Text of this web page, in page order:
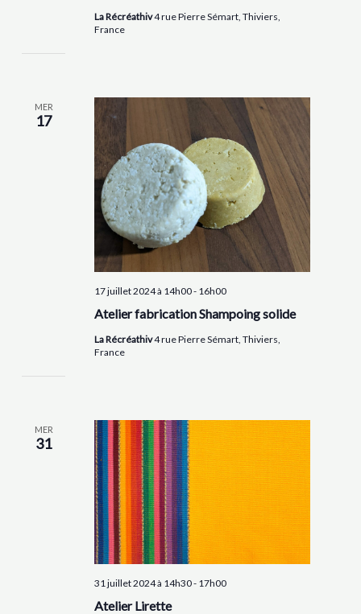
La Récréathiv4 rue Pierre Sémart, Thiviers,
France
MER
17
Atelier fabrication Shampoing solide
17 juillet 2024 à 14h00- 16h00
La Récréathiv4 rue Pierre Sémart, Thiviers,
France
MER
31
Atelier Lirette
31 juillet 2024 à 14h30- 17h00